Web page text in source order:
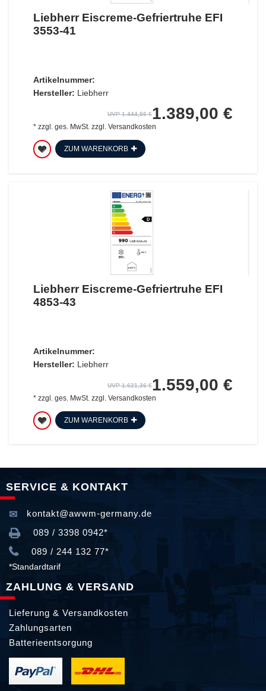
Liebherr Eiscreme-Gefriertruhe EFI
3553-41
Artikelnummer:
Hersteller: Liebherr
UVP 1.444,56 €1.389,00 €
* zzgl. ges. MwSt.zzgl. Versandkosten
ZUM WARENKORB
Liebherr Eiscreme-Gefriertruhe EFI
4853-43
Artikelnummer:
Hersteller: Liebherr
UVP 1.621,36 €1.559,00 €
* zzgl. ges. MwSt. zzgl. Versandkosten
ZUM WARENKORB
SERVICE & KONTAKT
kontakt@awwm-germany.de
089 / 3398 0942*
089 / 244 132 77*
*Standardtarif
ZAHLUNG & VERSAND
Lieferung & Versandkosten
Zahlungsarten
Batterieentsorgung